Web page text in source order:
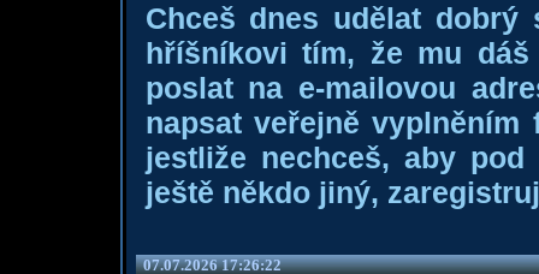
Chceš dnes udělat dobrý
hříšníkovi tím, že mu
poslat na e-mailovou
napsat veřejně
jestliže nechceš, aby
ještě někdo jiný,
07.07.2026 17:26:22